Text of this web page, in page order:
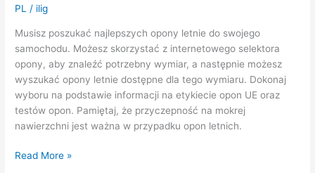
się
do
jazdy
w
deszczu.
PL / ilig
Musisz poszukać najlepszych opony letnie do swojego
samochodu. Możesz skorzystać z internetowego selektora
opony, aby znaleźć potrzebny wymiar, a następnie możesz
wyszukać opony letnie dostępne dla tego wymiaru. Dokonaj
wyboru na podstawie informacji na etykiecie opon UE oraz
testów opon. Pamiętaj, że przyczepność na mokrej
nawierzchni jest ważna w przypadku opon letnich.
Jakie
Read More »